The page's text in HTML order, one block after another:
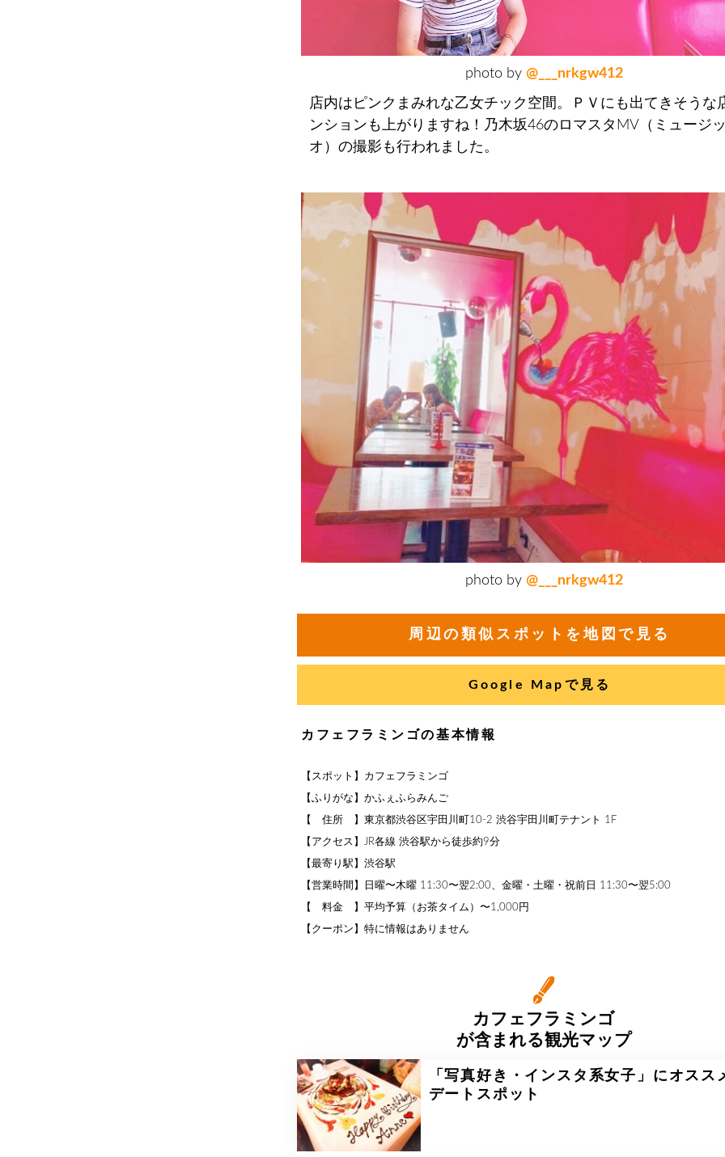
photo by @___nrkgw412
店内はピンクまみれな乙女チック空間。ＰＶにも出てきそうな
ンションも上がりますね！乃木坂46のロマスタMV（ミュージ
オ）の撮影も行われました。
photo by @___nrkgw412
周辺の類似スポットを地図で見る
Google Mapで見る
カフェフラミンゴの基本情報
【スポット】カフェフラミンゴ
【ふりがな】かふぇふらみんご
【 住所 】東京都渋谷区宇田川町10-2 渋谷宇田川町テナント 1F
【アクセス】JR各線 渋谷駅から徒歩約9分
【最寄り駅】渋谷駅
【営業時間】日曜〜木曜 11:30〜翌2:00、金曜・土曜・祝前日 11:30〜翌5:00
【 料金 】平均予算（お茶タイム）〜1,000円
【クーポン】特に情報はありません
カフェフラミンゴ
が含まれる観光マップ
「写真好き・インスタ系女子」にオスス
デートスポット